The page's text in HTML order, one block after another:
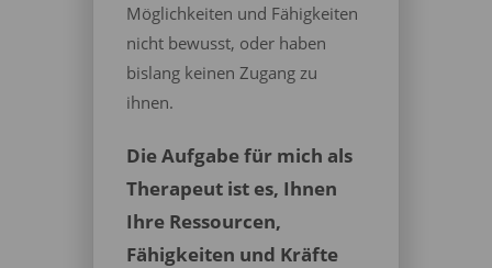
Möglichkeiten und Fähigkeiten
nicht bewusst, oder haben
bislang keinen Zugang zu
ihnen.
Die Aufgabe für mich als
Therapeut ist es, Ihnen
Ihre Ressourcen,
Fähigkeiten und Kräfte